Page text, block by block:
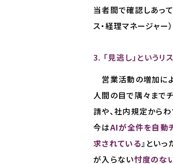
当者間で確認しあっ
ス・経理マネージャー）
3. 「見逃し」というリ
営業活動の増加に
人間の目で隅々まで
請や、社内規定から
今はAIが全件を自動
求されている』とい
が入らない忖度のな